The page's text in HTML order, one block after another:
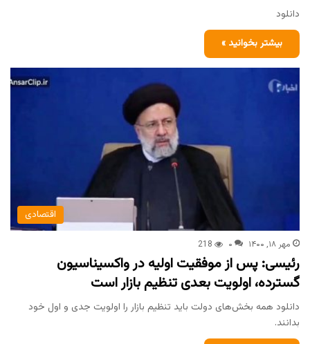
دانلود
بیشتر بخوانید »
اقتصادی
مهر ۱۸, ۱۴۰۰ ۰ 218
رئیسی: پس از موفقیت اولیه در واکسیناسیون
گسترده، اولویت بعدی تنظیم بازار است
دانلود همه بخش‌های دولت باید تنظیم بازار را اولویت جدی و اول خود
بدانند.